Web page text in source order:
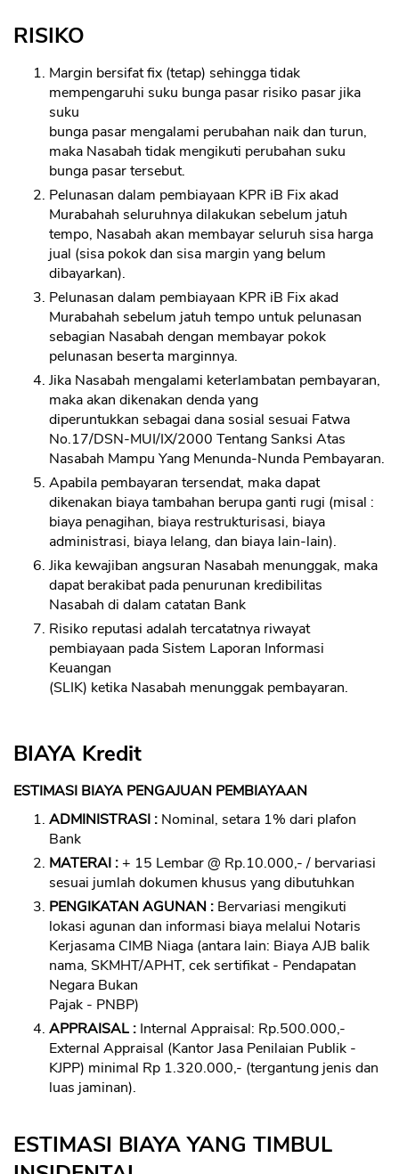
RISIKO
Margin bersifat fix (tetap) sehingga tidak
mempengaruhi suku bunga pasar risiko pasar jika
suku
bunga pasar mengalami perubahan naik dan turun,
maka Nasabah tidak mengikuti perubahan suku
bunga pasar tersebut.
Pelunasan dalam pembiayaan KPR iB Fix akad
Murabahah seluruhnya dilakukan sebelum jatuh
tempo, Nasabah akan membayar seluruh sisa harga
jual (sisa pokok dan sisa margin yang belum
dibayarkan).
Pelunasan dalam pembiayaan KPR iB Fix akad
Murabahah sebelum jatuh tempo untuk pelunasan
sebagian Nasabah dengan membayar pokok
pelunasan beserta marginnya.
Jika Nasabah mengalami keterlambatan pembayaran,
maka akan dikenakan denda yang
diperuntukkan sebagai dana sosial sesuai Fatwa
No.17/DSN-MUI/IX/2000 Tentang Sanksi Atas
Nasabah Mampu Yang Menunda-Nunda Pembayaran.
Apabila pembayaran tersendat, maka dapat
dikenakan biaya tambahan berupa ganti rugi (misal :
biaya penagihan, biaya restrukturisasi, biaya
administrasi, biaya lelang, dan biaya lain-lain).
Jika kewajiban angsuran Nasabah menunggak, maka
dapat berakibat pada penurunan kredibilitas
Nasabah di dalam catatan Bank
Risiko reputasi adalah tercatatnya riwayat
pembiayaan pada Sistem Laporan Informasi
Keuangan
(SLIK) ketika Nasabah menunggak pembayaran.
BIAYA Kredit
ESTIMASI BIAYA PENGAJUAN PEMBIAYAAN
ADMINISTRASI : Nominal, setara 1% dari plafon
Bank
MATERAI :+ 15 Lembar @ Rp.10.000,- / bervariasi
sesuai jumlah dokumen khusus yang dibutuhkan
PENGIKATAN AGUNAN : Bervariasi mengikuti
lokasi agunan dan informasi biaya melalui Notaris
Kerjasama CIMB Niaga (antara lain: Biaya AJB balik
nama, SKMHT/APHT, cek sertifikat - Pendapatan
Negara Bukan
Pajak - PNBP)
APPRAISAL : Internal Appraisal: Rp.500.000,-
External Appraisal (Kantor Jasa Penilaian Publik -
KJPP) minimal Rp 1.320.000,- (tergantung jenis dan
luas jaminan).
ESTIMASI BIAYA YANG TIMBUL